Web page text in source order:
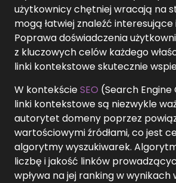
użytkownicy chętniej wracają na
mogą łatwiej znaleźć
Poprawa doświadczenia
z kluczowych celów każdego
linki kontekstowe skutecznie
W kontekścieSEO (Search
linki kontekstowe są niezwykle
autorytet domeny poprzez
wartościowymi źródłami, co jest
algorytmy wyszukiwarek.
liczbę i jakość linków
wpływa na jej ranking w wynikach